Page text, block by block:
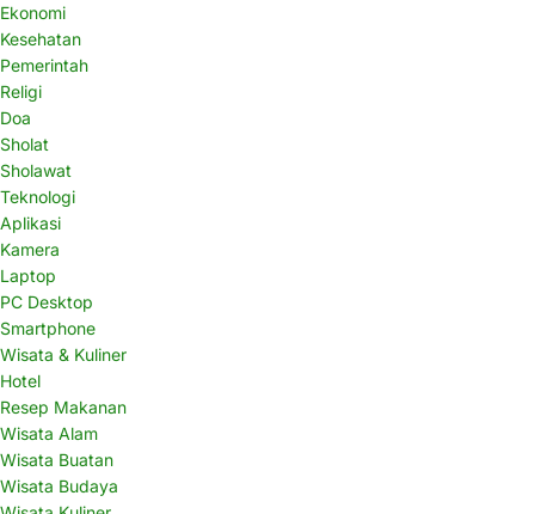
Ekonomi
Kesehatan
Pemerintah
Religi
Doa
Sholat
Sholawat
Teknologi
Aplikasi
Kamera
Laptop
PC Desktop
Smartphone
Wisata & Kuliner
Hotel
Resep Makanan
Wisata Alam
Wisata Buatan
Wisata Budaya